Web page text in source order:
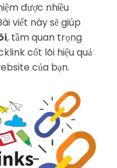
được nhiều
viết này sẽ giúp
, tầm quan trọng
cốt lõi hiệu quả
của bạn.